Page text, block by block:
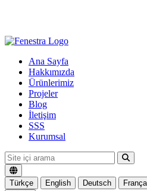
Ana Sayfa
Hakkımızda
Ürünlerimiz
Projeler
Blog
İletişim
SSS
Kurumsal
Türkçe English Deutsch